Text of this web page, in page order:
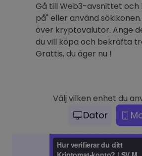
Gå till Web3-avsnittet och
på" eller använd
över kryptovalutor. Ange
du vill köpa och bekräfta
Grattis, du äger nu !
Välj vilken enhet du
Dator